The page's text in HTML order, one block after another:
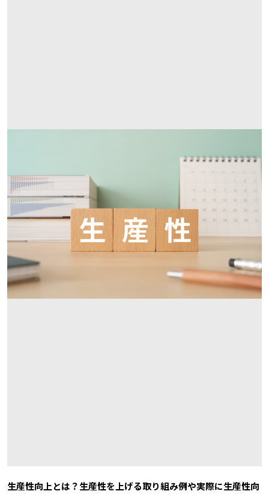
生産性向上とは？生産性を上げる取り組み例や実際に生産性向